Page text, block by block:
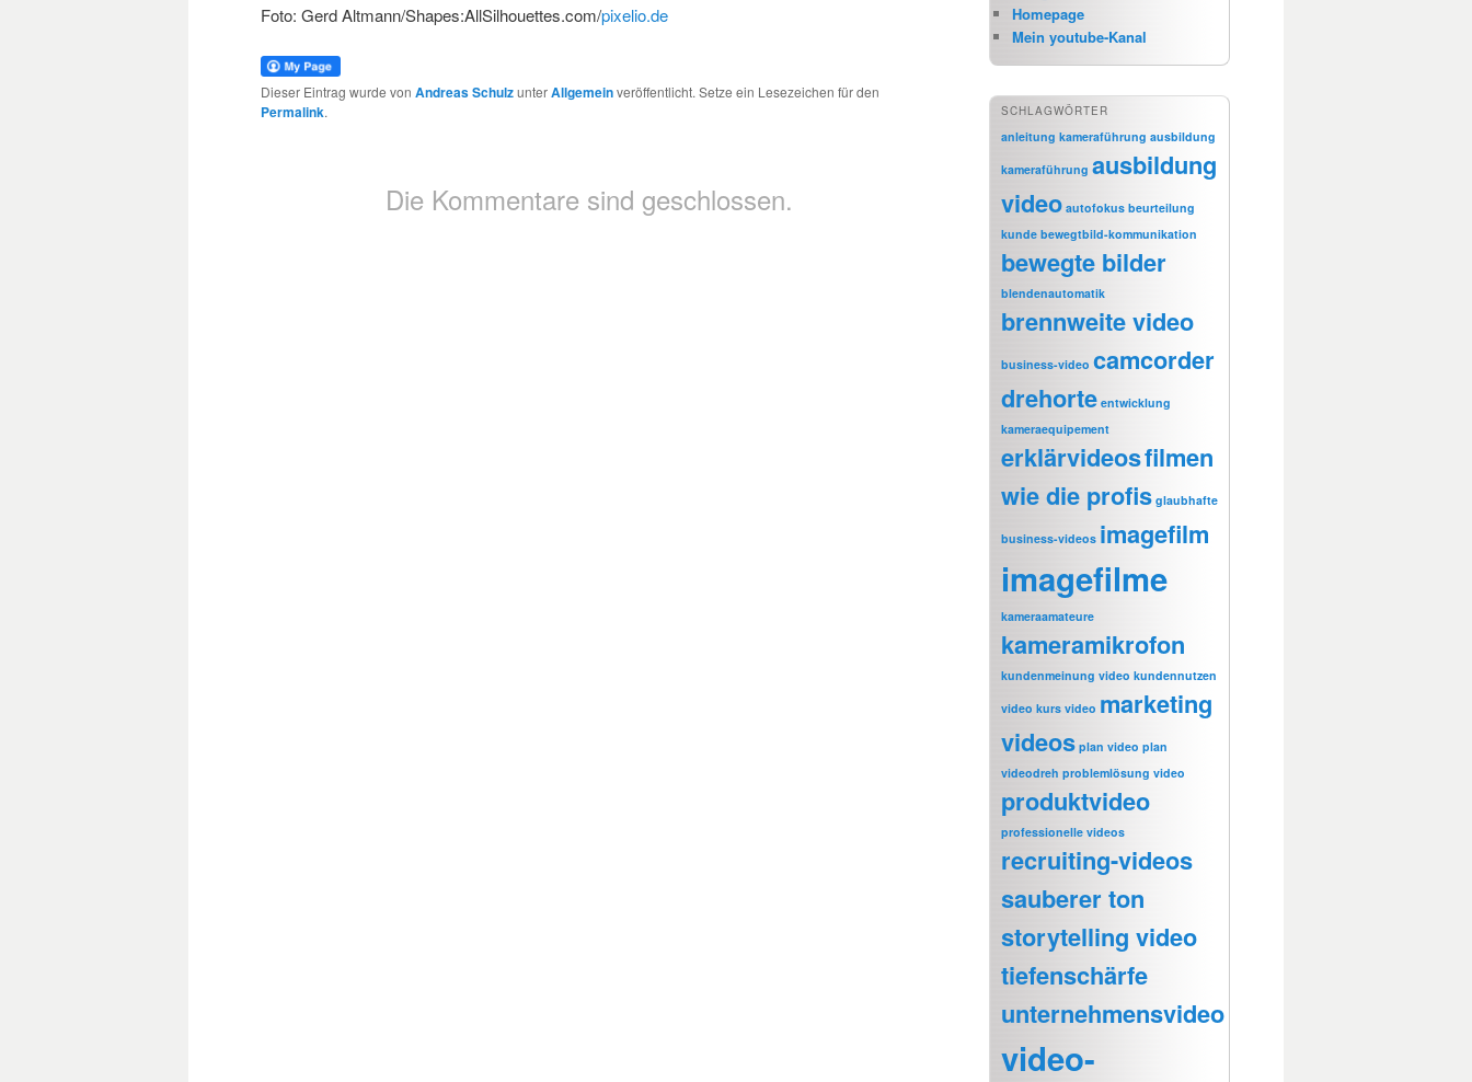
Foto: Gerd Altmann/Shapes:AllSilhouettes.com/pixelio.de
Dieser Eintrag wurde von Andreas SchulzunterAllgemeinveröffentlicht. Setze ein Lesezeichen für den
Permalink.
Die Kommentare sind geschlossen.
Homepage
Mein youtube-Kanal
SCHLAGWÖRTER
anleitung kameraführung ausbildung
kameraführung ausbildung
video autofokus beurteilung
kunde bewegtbild-kommunikation
bewegte bilder
blendenautomatik
brennweite video
business-video camcorder
drehorte entwicklung
kameraequipement
erklärvideosfilmen
wie die profis glaubhafte
business-videos imagefilm
imagefilme
kameraamateure
kameramikrofon
kundenmeinung video kundennutzen
video kurs video marketing
videos plan video plan
videodreh problemlösung video
produktvideo
professionelle videos
recruiting-videos
sauberer ton
storytelling video
tiefenschärfe
unternehmensvideo
video-